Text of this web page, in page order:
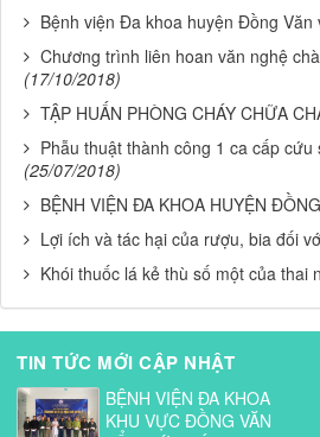
Bệnh viện Đa khoa huyện Đồng
Chương trình liên hoan văn nghệ
(17/10/2018)
TẬP HUẤN PHÒNG CHÁY CHỮA
Phẫu thuật thành công 1 ca cấp
(25/07/2018)
BỆNH VIỆN ĐA KHOA HUYỆN
Lợi ích và tác hại của rượu, bia đối
Khói thuốc lá kẻ thù số một của thai
TIN TỨC MỚI CẬP NHẬT
BỆNH VIỆN ĐA KHOA
KHU VỰC ĐỒNG VĂN